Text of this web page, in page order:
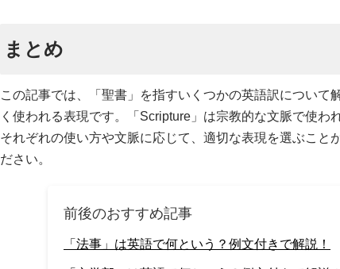
まとめ
この記事では、「聖書」を指すいくつかの英語訳につい
く使われる表現です。「Scripture」は宗教的な文脈で使わ
それぞれの使い方や文脈に応じて、適切な表現を選ぶこと
ださい。
前後のおすすめ記事
「法事」は英語で何という？例文付きで解説！